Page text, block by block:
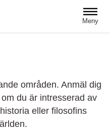
Meny
områden. Anmäl dig
du är intresserad av
eller filosofins